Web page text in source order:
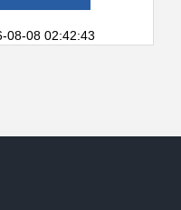
08-08 02:42:43